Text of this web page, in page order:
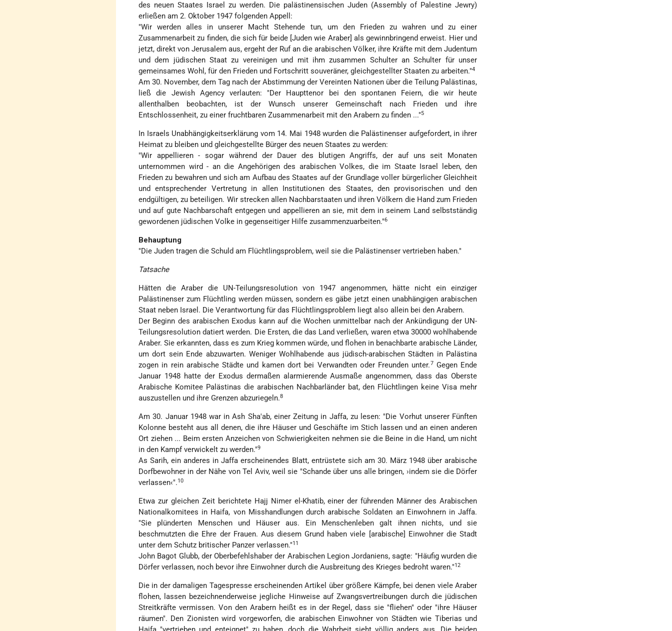
des neuen Staates Israel zu werden. Die palästinensischen Juden (Assembly of Palestine Jewry)
erließen am 2. Oktober 1947 folgenden Appell:
"Wir werden alles in unserer Macht Stehende tun, um den Frieden zu wahren und zu einer
Zusammenarbeit zu finden, die sich für beide [Juden wie Araber] als gewinnbringend erweist. Hier und
jetzt, direkt von Jerusalem aus, ergeht der Ruf an die arabischen Völker, ihre Kräfte mit dem Judentum
und dem jüdischen Staat zu vereinigen und mit ihm zusammen Schulter an Schulter für unser
gemeinsames Wohl, für den Frieden und Fortschritt souveräner, gleichgestellter Staaten zu arbeiten."4
Am 30. November, dem Tag nach der Abstimmung der Vereinten Nationen über die Teilung Palästinas,
ließ die Jewish Agency verlauten: "Der Haupttenor bei den spontanen Feiern, die wir heute
allenthalben beobachten, ist der Wunsch unserer Gemeinschaft nach Frieden und ihre
Entschlossenheit, zu einer fruchtbaren Zusammenarbeit mit den Arabern zu finden ..."5
In Israels Unabhängigkeitserklärung vom 14. Mai 1948 wurden die Palästinenser aufgefordert, in ihrer
Heimat zu bleiben und gleichgestellte Bürger des neuen Staates zu werden:
"Wir appellieren - sogar während der Dauer des blutigen Angriffs, der auf uns seit Monaten
unternommen wird - an die Angehörigen des arabischen Volkes, die im Staate Israel leben, den
Frieden zu bewahren und sich am Aufbau des Staates auf der Grundlage voller bürgerlicher Gleichheit
und entsprechender Vertretung in allen Institutionen des Staates, den provisorischen und den
endgültigen, zu beteiligen. Wir strecken allen Nachbarstaaten und ihren Völkern die Hand zum Frieden
und auf gute Nachbarschaft entgegen und appellieren an sie, mit dem in seinem Land selbstständig
gewordenen jüdischen Volke in gegenseitiger Hilfe zusammenzuarbeiten."6
Behauptung
"Die Juden tragen die Schuld am Flüchtlingsproblem, weil sie die Palästinenser vertrieben haben."
Tatsache
Hätten die Araber die UN-Teilungsresolution von 1947 angenommen, hätte nicht ein einziger
Palästinenser zum Flüchtling werden müssen, sondern es gäbe jetzt einen unabhängigen arabischen
Staat neben Israel. Die Verantwortung für das Flüchtlingsproblem liegt also allein bei den Arabern.
Der Beginn des arabischen Exodus kann auf die Wochen unmittelbar nach der Ankündigung der UN-
Teilungsresolution datiert werden. Die Ersten, die das Land verließen, waren etwa 30000 wohlhabende
Araber. Sie erkannten, dass es zum Krieg kommen würde, und flohen in benachbarte arabische Länder,
um dort sein Ende abzuwarten. Weniger Wohlhabende aus jüdisch-arabischen Städten in Palästina
zogen in rein arabische Städte und kamen dort bei Verwandten oder Freunden unter.7Gegen Ende
Januar 1948 hatte der Exodus dermaßen alarmierende Ausmaße angenommen, dass das Oberste
Arabische Komitee Palästinas die arabischen Nachbarländer bat, den Flüchtlingen keine Visa mehr
auszustellen und ihre Grenzen abzuriegeln.8
Am 30. Januar 1948 war in Ash Sha'ab, einer Zeitung in Jaffa, zu lesen: "Die Vorhut unserer Fünften
Kolonne besteht aus all denen, die ihre Häuser und Geschäfte im Stich lassen und an einen anderen
Ort ziehen ... Beim ersten Anzeichen von Schwierigkeiten nehmen sie die Beine in die Hand, um nicht
in den Kampf verwickelt zu werden."9
As Sarih, ein anderes in Jaffa erscheinendes Blatt, entrüstete sich am 30. März 1948 über arabische
Dorfbewohner in der Nähe von Tel Aviv, weil sie "Schande über uns alle bringen, ›indem sie die Dörfer
verlassen‹".10
Etwa zur gleichen Zeit berichtete Hajj Nimer el-Khatib, einer der führenden Männer des Arabischen
Nationalkomitees in Haifa, von Misshandlungen durch arabische Soldaten an Einwohnern in Jaffa.
"Sie plünderten Menschen und Häuser aus. Ein Menschenleben galt ihnen nichts, und sie
beschmutzten die Ehre der Frauen. Aus diesem Grund haben viele [arabische] Einwohner die Stadt
unter dem Schutz britischer Panzer verlassen."11
John Bagot Glubb, der Oberbefehlshaber der Arabischen Legion Jordaniens, sagte: "Häufig wurden die
Dörfer verlassen, noch bevor ihre Einwohner durch die Ausbreitung des Krieges bedroht waren."12
Die in der damaligen Tagespresse erscheinenden Artikel über größere Kämpfe, bei denen viele Araber
flohen, lassen bezeichnenderweise jegliche Hinweise auf Zwangsvertreibungen durch die jüdischen
Streitkräfte vermissen. Von den Arabern heißt es in der Regel, dass sie "fliehen" oder "ihre Häuser
räumen". Den Zionisten wird vorgeworfen, die arabischen Einwohner von Städten wie Tiberias und